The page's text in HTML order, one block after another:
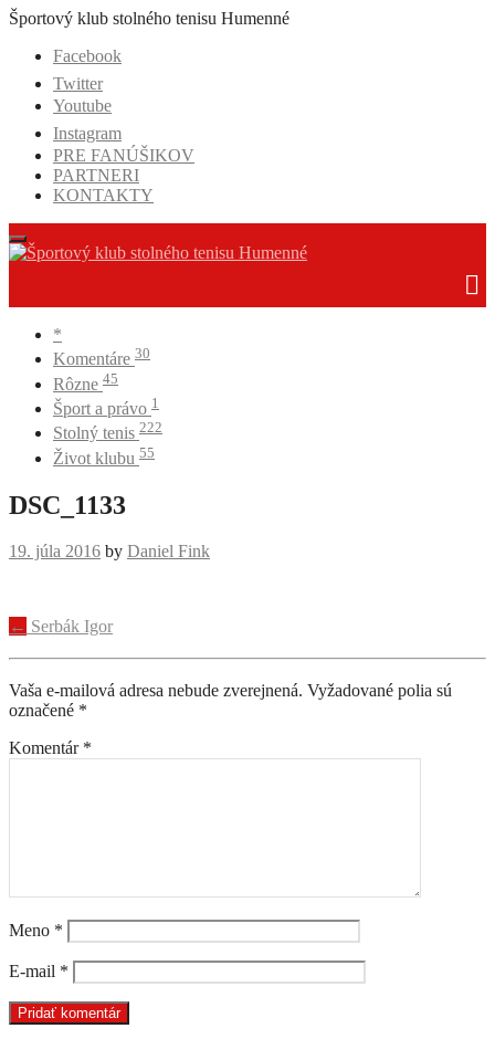
Prejsť
obsah
Športový klub stolného tenisu Humenné
Facebook
Twitter
Youtube
Instagram
PRE FANÚŠIKOV
PARTNERI
KONTAKTY
*
Komentáre 30
Rôzne 45
Šport a právo 1
Stolný tenis 222
Život klubu 55
DSC_1133
19. júla 2016 by Daniel Fink
Navigácia
príspevku
← Serbák Igor
Vaša e-mailová adresa nebude zverejnená. Vyžadované polia sú
označené *
Komentár *
Meno *
E-mail *